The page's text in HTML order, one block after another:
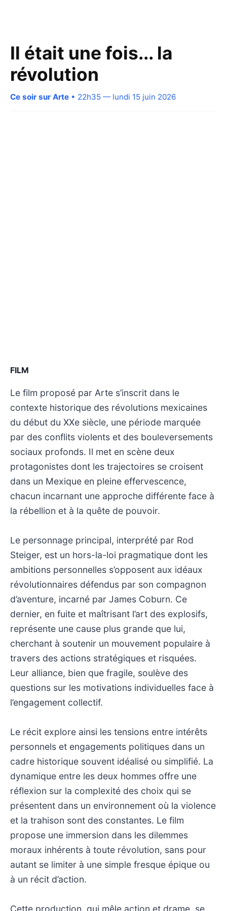
Il était une fois... la
révolution
Ce soir sur Arte • 22h35 — lundi 15 juin 2026
FILM
Le film proposé par Arte s’inscrit dans le
contexte historique des révolutions mexicaines
du début du XXe siècle, une période marquée
par des conflits violents et des bouleversements
sociaux profonds. Il met en scène deux
protagonistes dont les trajectoires se croisent
dans un Mexique en pleine effervescence,
chacun incarnant une approche différente face à
la rébellion et à la quête de pouvoir.
Le personnage principal, interprété par Rod
Steiger, est un hors-la-loi pragmatique dont les
ambitions personnelles s’opposent aux idéaux
révolutionnaires défendus par son compagnon
d’aventure, incarné par James Coburn. Ce
dernier, en fuite et maîtrisant l’art des explosifs,
représente une cause plus grande que lui,
cherchant à soutenir un mouvement populaire à
travers des actions stratégiques et risquées.
Leur alliance, bien que fragile, soulève des
questions sur les motivations individuelles face à
l’engagement collectif.
Le récit explore ainsi les tensions entre intérêts
personnels et engagements politiques dans un
cadre historique souvent idéalisé ou simplifié. La
dynamique entre les deux hommes offre une
réflexion sur la complexité des choix qui se
présentent dans un environnement où la violence
et la trahison sont des constantes. Le film
propose une immersion dans les dilemmes
moraux inhérents à toute révolution, sans pour
autant se limiter à une simple fresque épique ou
à un récit d’action.
Cette production, qui mêle action et drame, se